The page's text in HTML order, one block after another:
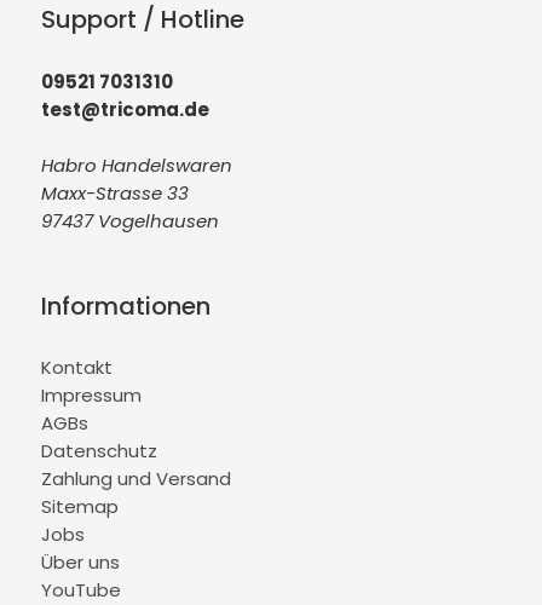
Support / Hotline
09521 7031310
test@tricoma.de
Habro Handelswaren
Maxx-Strasse 33
97437 Vogelhausen
Informationen
Kontakt
Impressum
AGBs
Datenschutz
Zahlung und Versand
Sitemap
Jobs
Über uns
YouTube